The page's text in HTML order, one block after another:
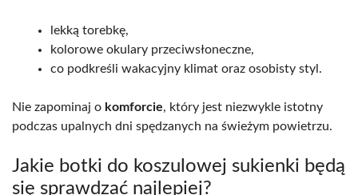
lekką torebkę,
kolorowe okulary przeciwsłoneczne,
co podkreśli wakacyjny klimat oraz osobisty styl.
Nie zapominaj o komforcie, który jest niezwykle istotny
podczas upalnych dni spędzanych na świeżym powietrzu.
Jakie botki do koszulowej sukienki będą
się sprawdzać najlepiej?